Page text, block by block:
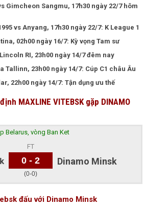
Gimcheon Sangmu, 17h30 ngày 22/7 hôm
vs Anyang, 17h30 ngày 22/7: K League 1
02h00 ngày 16/7: Kỳ vọng Tam sư
RI, 23h00 ngày 14/7 đêm nay
Tallinn, 23h00 ngày 14/7: Cúp C1 châu Âu
22h00 ngày 14/7: Tận dụng ưu thế
MAXLINE VITEBSK gặp DINAMO
Belarus, vòng Ban Ket
FT
0 - 2
(0-0)
Dinamo Minsk
đấu với Dinamo Minsk